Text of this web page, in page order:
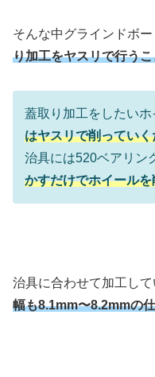
そんな中グラインドボー
り加工をヤスリで行う
蓋取り加工をしたいホ
はヤスリで削っていく
治具には520ベアリン
かすだけでホイール
治具に合わせて加工して
幅も8.1mm〜8.2mmの